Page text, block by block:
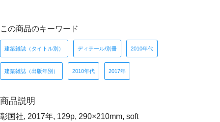
この商品のキーワード
建築雑誌（タイトル別） ディテール/別冊 2010年代
建築雑誌（出版年別） 2010年代 2017年
商品説明
彰国社, 2017年, 129p, 290×210mm, soft